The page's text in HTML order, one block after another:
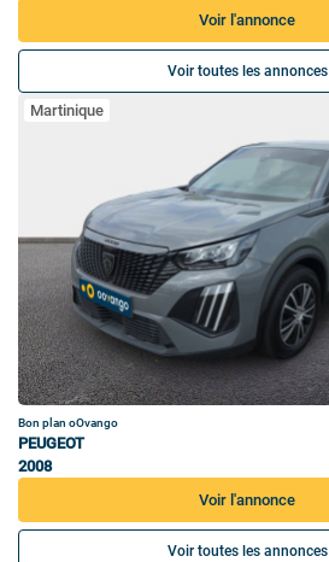
Voir l'annonce
Voir toutes les annonces
Martinique
Bon plan oOvango
PEUGEOT
2008
Voir l'annonce
Voir toutes les annonces